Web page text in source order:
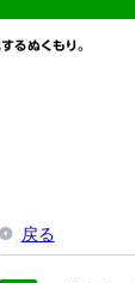
戻る